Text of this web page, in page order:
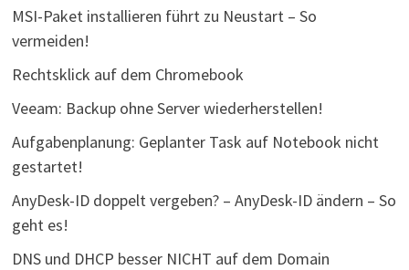
MSI-Paket installieren führt zu Neustart – So
vermeiden!
Rechtsklick auf dem Chromebook
Veeam: Backup ohne Server wiederherstellen!
Aufgabenplanung: Geplanter Task auf Notebook nicht
gestartet!
AnyDesk-ID doppelt vergeben? – AnyDesk-ID ändern – So
geht es!
DNS und DHCP besser NICHT auf dem Domain